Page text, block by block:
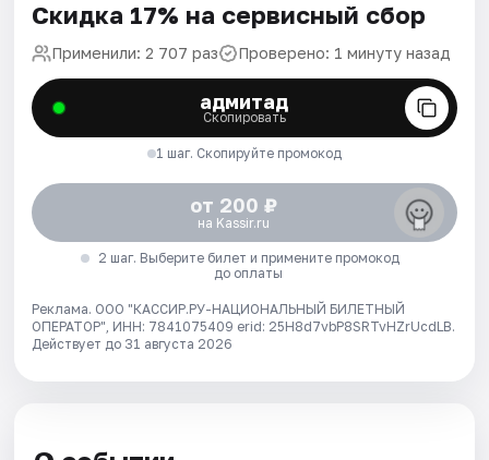
Скидка 17% на сервисный сбор
Применили: 2 707 раз Проверено: 1 минуту назад
адмитад
Скопировать
1 шаг. Скопируйте промокод
от 200 ₽
на Kassir.ru
2 шаг. Выберите билет и примените промокод
до оплаты
Реклама. ООО "КАССИР.РУ-НАЦИОНАЛЬНЫЙ БИЛЕТНЫЙ
ОПЕРАТОР", ИНН: 7841075409 erid: 25H8d7vbP8SRTvHZrUcdLB.
Действует до 31 августа 2026